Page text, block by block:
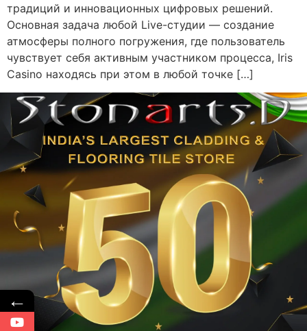
традиций и инновационных цифровых решений.
Основная задача любой Live-студии — создание
атмосферы полного погружения, где пользователь
чувствует себя активным участником процесса, Iris
Casino находясь при этом в любой точке […]
←